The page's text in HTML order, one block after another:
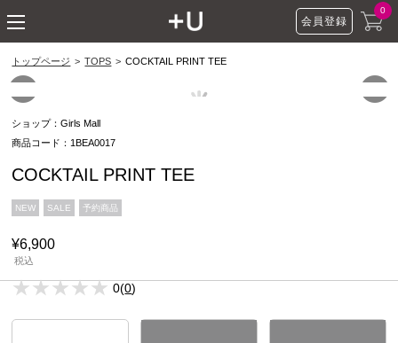
toggle navigation
ショッピングモー
会員登録
0
トップページ TOPS COCKTAIL PRINT TEE
ショップ：Girls Mall
商品コード：1BEA0017
COCKTAIL PRINT TEE
NEW SALE 予約商品
¥6,900
税込
0(0)